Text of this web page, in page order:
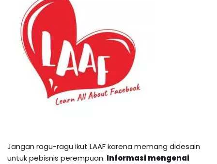
Jangan ragu-ragu ikut LAAF karena memang didesain
untuk pebisnis perempuan. Informasi mengenai